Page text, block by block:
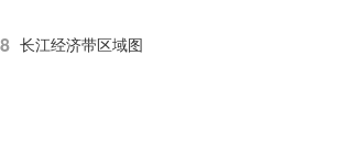
8 长江经济带区域图